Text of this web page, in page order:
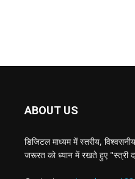
ABOUT US
डिजिटल माध्यम में स्तरीय,
जरूरत को ध्यान में रखते हुए "स्त्री